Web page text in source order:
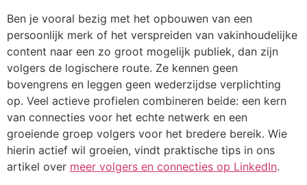
Ben je vooral bezig met het opbouwen van een
persoonlijk merk of het verspreiden van vakinhoudelijke
content naar een zo groot mogelijk publiek, dan zijn
volgers de logischere route. Ze kennen geen
bovengrens en leggen geen wederzijdse verplichting
op. Veel actieve profielen combineren beide: een kern
van connecties voor het echte netwerk en een
groeiende groep volgers voor het bredere bereik. Wie
hierin actief wil groeien, vindt praktische tips in ons
artikel over meer volgers en connecties op LinkedIn.